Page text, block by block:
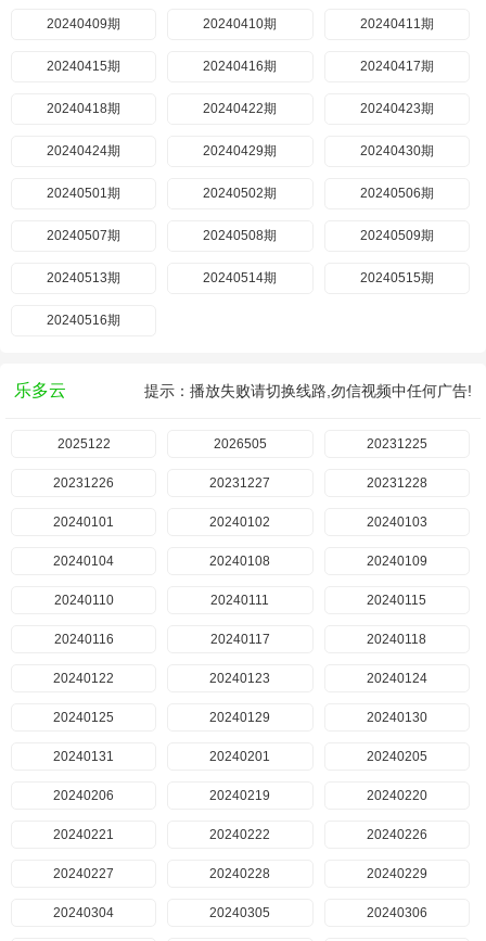
20240409期 20240410期 20240411期
20240415期 20240416期 20240417期
20240418期 20240422期 20240423期
20240424期 20240429期 20240430期
20240501期 20240502期 20240506期
20240507期 20240508期 20240509期
20240513期 20240514期 20240515期
20240516期
乐多云 提示：播放失败请切换线路,勿信视频中任何广告!
2025122 2026505 20231225
20231226 20231227 20231228
20240101 20240102 20240103
20240104 20240108 20240109
20240110 20240111 20240115
20240116 20240117 20240118
20240122 20240123 20240124
20240125 20240129 20240130
20240131 20240201 20240205
20240206 20240219 20240220
20240221 20240222 20240226
20240227 20240228 20240229
20240304 20240305 20240306